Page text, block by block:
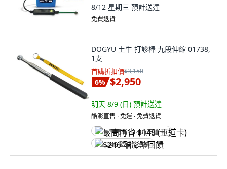
8/12 星期三 預計送達
免費退貨
DOGYU 土牛 打診棒 九段伸縮 01738,
1支
首購折扣價$3,150
6% $2,950
明天 8/9 (日) 預計送達
酷澎直售 ∙ 免運 ∙ 免費退貨
最高再省 $148 (王道卡)
$246 酷澎幣回饋